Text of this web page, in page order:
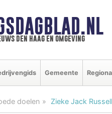
den haag en omgeving
Gemeente
doelen Zieke Jack